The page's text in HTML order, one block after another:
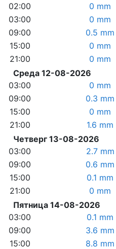
02:00
0 mm
03:00
0 mm
09:00
0.5 mm
15:00
0 mm
21:00
0 mm
Среда 12-08-2026
03:00
0 mm
09:00
0.3 mm
15:00
0 mm
21:00
1.6 mm
Четверг 13-08-2026
03:00
2.7 mm
09:00
0.6 mm
15:00
0.1 mm
21:00
0 mm
Пятница 14-08-2026
03:00
0.1 mm
09:00
3.6 mm
15:00
8.8 mm